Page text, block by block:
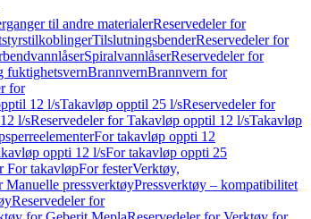
til andre materialerReservedeler for
TilslutningsbenderReservedeler for
SpiralvannlåserReservedeler for
fuktighetsvernBrannvernBrannvern for
for
12 l/sTakavløp opptil 25 l/sReservedeler for
l/sReservedeler for Takavløp opptil 12 l/sTakavløp
For takavløp oppti 12
oppti 12 l/sFor takavløp oppti 25
For takavløpFor festerVerktøy,
Manuelle pressverktøyPressverktøy – kompatibilitet
Reservedeler for